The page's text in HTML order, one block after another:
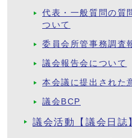
代表・一般質問の質
ついて
委員会所管事務調査
議会報告会について
本会議に提出された
議会BCP
議会活動【議会日誌